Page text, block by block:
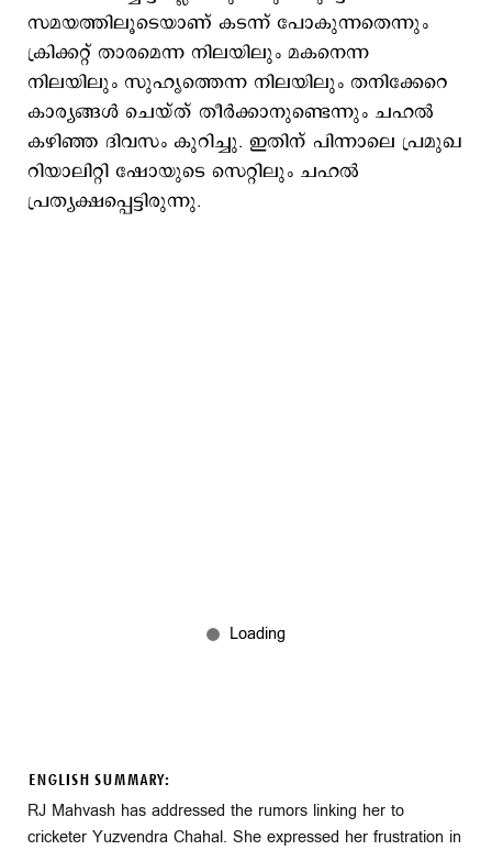
സമയത്തിലൂടെയാണ് കടന്ന് പോകുന്നതെന്നും
ക്രിക്കറ്റ് താരമെന്ന നിലയിലും മകനെന്ന
നിലയിലും സുഹൃത്തെന്ന നിലയിലും തനിക്കേറെ
കാര്യങ്ങള്‍ ചെയ്ത് തീര്‍ക്കാനുണ്ടെന്നും ചഹല്‍
കഴിഞ്ഞ ദിവസം കുറിച്ചു. ഇതിന് പിന്നാലെ പ്രമുഖ
റിയാലിറ്റി ഷോയുടെ സെറ്റിലും ചഹല്‍
പ്രത്യക്ഷപ്പെട്ടിരുന്നു.
ENGLISH SUMMARY:
RJ Mahvash has addressed the rumors linking her to
cricketer Yuzvendra Chahal. She expressed her frustration in